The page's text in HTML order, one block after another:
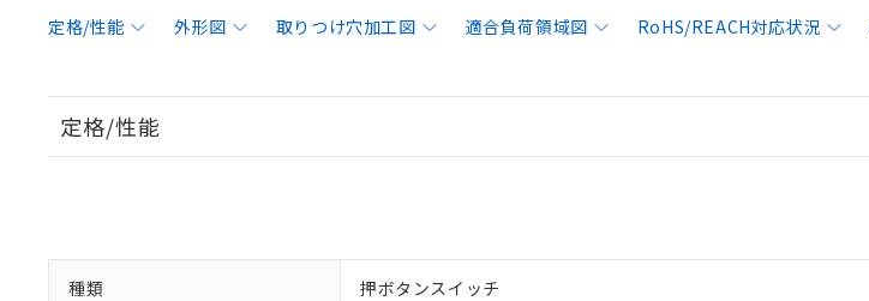
定格/性能 外形図 取りつけ穴加工図 適合負荷領域図 RoHS/REACH対応状況
定格/性能
種類 押ボタンスイッチ